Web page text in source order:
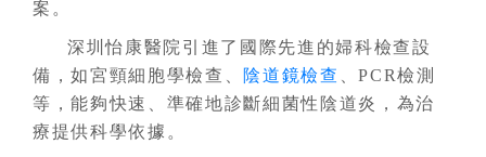
案。
深圳怡康醫院引進了國際先進的婦科檢查設
備，如宮頸細胞學檢查、 陰道鏡檢查
、PCR檢測
等，能夠快速、準確地診斷細菌性陰道炎，為治
療提供科學依據。